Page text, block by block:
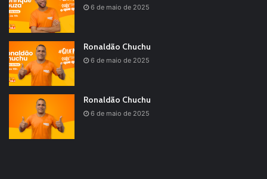
6 de maio de 2025
Ronaldão Chuchu
6 de maio de 2025
Ronaldão Chuchu
6 de maio de 2025